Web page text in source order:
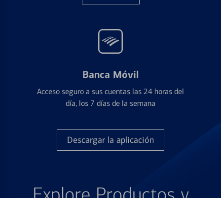
Banca Móvil
Acceso seguro a sus cuentas las 24 horas del
día, los 7 días de la semana
Descargar la aplicación